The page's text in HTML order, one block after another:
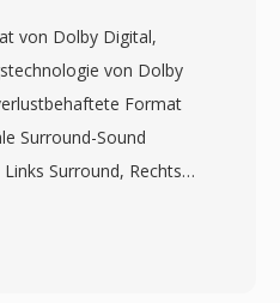
für schmalbandige
Kanäle. CVS-
Ein wesentlicher
Der 1-Bit-
von Dolby Digital,
von Dolby
Format
Surround-Sound
Surround, Rechts
Datenstrom mit